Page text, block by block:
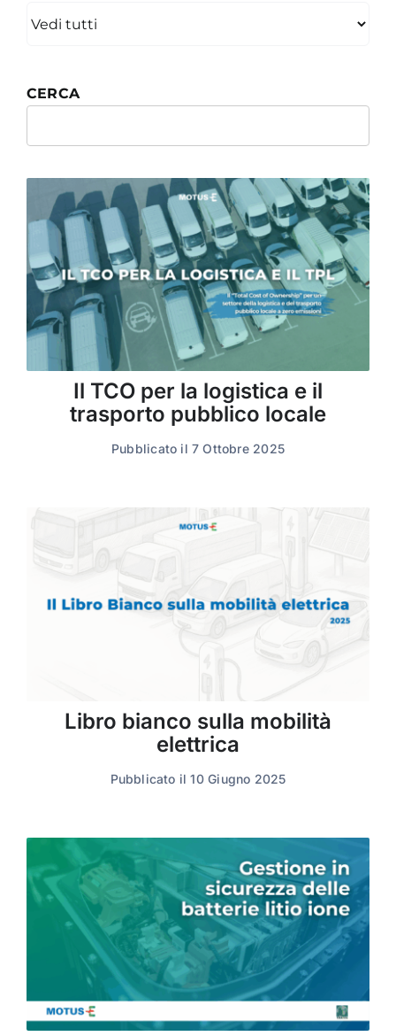
CERCA
Search
Il TCO per la logistica e il
trasporto pubblico locale
Pubblicato il 7 Ottobre 2025
Libro bianco sulla mobilità
elettrica
Pubblicato il 10 Giugno 2025